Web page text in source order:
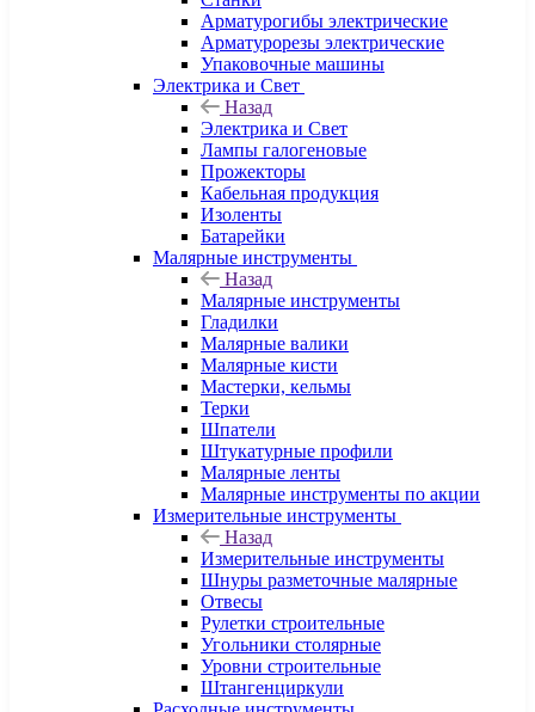
Арматурогибы электрические
Арматурорезы электрические
Упаковочные машины
Электрика и Свет
Назад
Электрика и Свет
Лампы галогеновые
Прожекторы
Кабельная продукция
Изоленты
Батарейки
Малярные инструменты
Назад
Малярные инструменты
Гладилки
Малярные валики
Малярные кисти
Мастерки, кельмы
Терки
Шпатели
Штукатурные профили
Малярные ленты
Малярные инструменты по акции
Измерительные инструменты
Назад
Измерительные инструменты
Шнуры разметочные малярные
Отвесы
Рулетки строительные
Угольники столярные
Уровни строительные
Штангенциркули